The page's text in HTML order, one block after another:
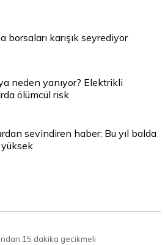
borsaları karışık seyrediyor
neden yanıyor? Elektrikli
ölümcül risk
sevindiren haber: Bu yıl balda
15 dakika gecikmeli